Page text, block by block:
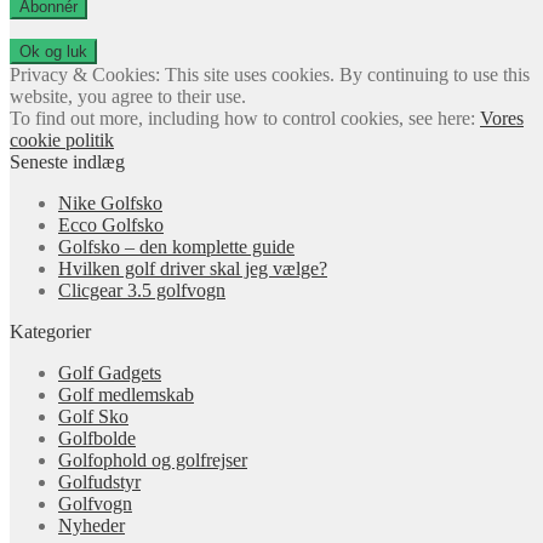
Abonnér
Privacy & Cookies: This site uses cookies. By continuing to use this
website, you agree to their use.
To find out more, including how to control cookies, see here: Vores
cookie politik
Seneste indlæg
Nike Golfsko
Ecco Golfsko
Golfsko – den komplette guide
Hvilken golf driver skal jeg vælge?
Clicgear 3.5 golfvogn
Kategorier
Golf Gadgets
Golf medlemskab
Golf Sko
Golfbolde
Golfophold og golfrejser
Golfudstyr
Golfvogn
Nyheder